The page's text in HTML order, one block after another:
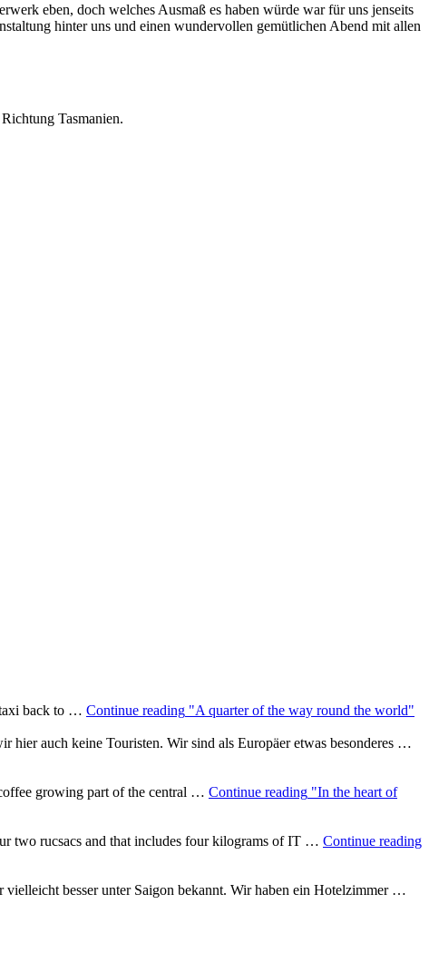
eben, doch welches Ausmaß es haben würde war für uns jenseits
hinter uns und einen wundervollen gemütlichen Abend mit allen
Tasmanien.
taxi back to … Continue reading "A quarter of the way round the world"
hier auch keine Touristen. Wir sind als Europäer etwas besonderes …
growing part of the central … Continue reading "In the heart of
two rucsacs and that includes four kilograms of IT … Continue reading
besser unter Saigon bekannt. Wir haben ein Hotelzimmer …